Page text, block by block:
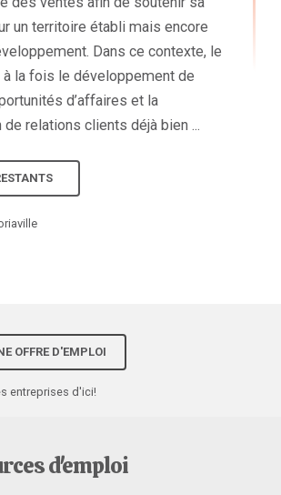
un territoire établi mais encore
Dans ce contexte, le
la fois le développement de
d’affaires et la
relations clients déjà bien ...
OFFRE D'EMPLOI
entreprises d'ici!
d'emploi